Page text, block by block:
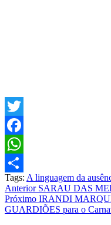
Twitter
Facebook
WhatsApp
Share
Tags: A linguagem da
Post
navigation
AnteriorSARAU DAS
Próximo IRANDI
GUARDIÕES para o